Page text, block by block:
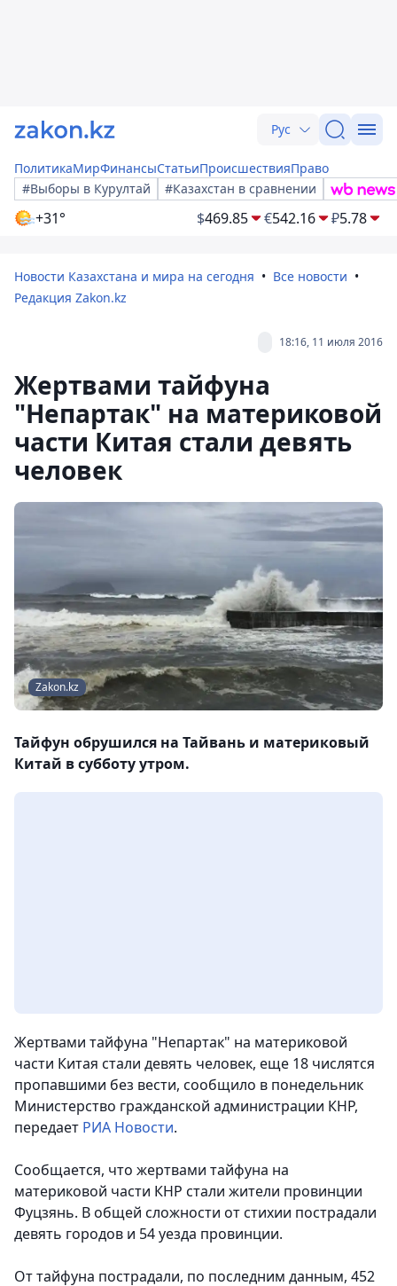
Рус
ПолитикаМирФинансыСтатьиПроисшествияПраво
#Выборы в Курултай
#Казахстан в сравнении
+31° $469.85 €542.16 ₽5.78
Новости Казахстана и мира на сегодня
Все новости
Редакция Zakon.kz
18:16, 11 июля 2016
Жертвами тайфуна
"Непартак" на материковой
части Китая стали девять
человек
Zakon.kz
Тайфун обрушился на Тайвань и материковый
Китай в субботу утром.
Жертвами тайфуна "Непартак" на материковой
части Китая стали девять человек, еще 18 числятся
пропавшими без вести, сообщило в понедельник
Министерство гражданской администрации КНР,
передает РИА Новости.
Сообщается, что жертвами тайфуна на
материковой части КНР стали жители провинции
Фуцзянь. В общей сложности от стихии пострадали
девять городов и 54 уезда провинции.
От тайфуна пострадали, по последним данным, 452